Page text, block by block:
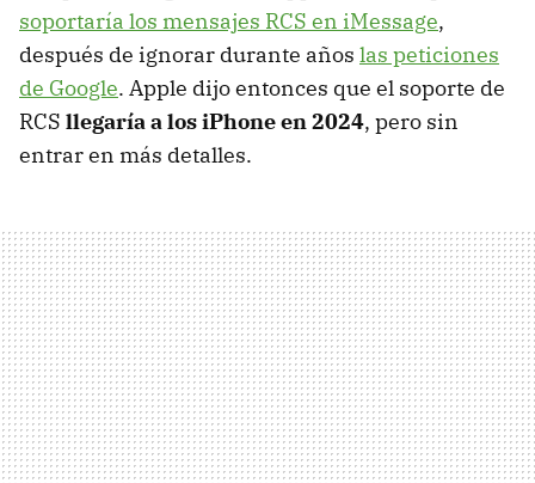
soportaría los mensajes RCS en iMessage,
después de ignorar durante años las peticiones
de Google. Apple dijo entonces que el soporte de
RCS llegaría a los iPhone en 2024, pero sin
entrar en más detalles.